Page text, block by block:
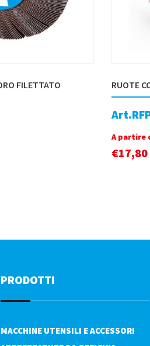
FILETTATO RUOTE
A partire
€17,80
PRODOTTI
MACCHINE UTENSILI E ACCESSORI